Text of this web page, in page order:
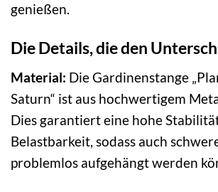
genießen.
Die Details, die den
Material: Die Gardinenstange
Saturn“ ist aus hochwertigem
Dies garantiert eine hohe
Belastbarkeit, sodass auch
problemlos aufgehängt werden